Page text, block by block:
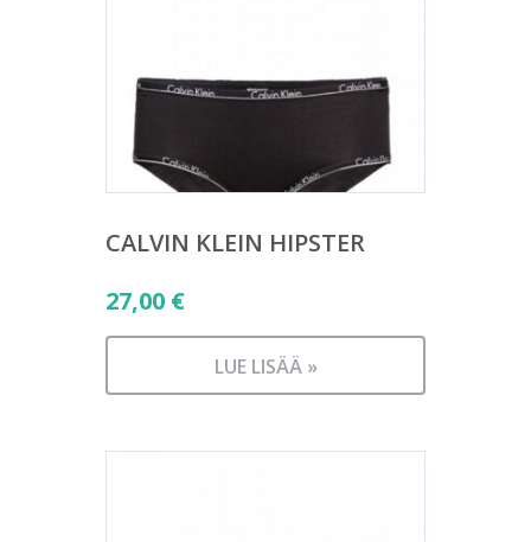
CALVIN KLEIN HIPSTER
27,00 €
LUE LISÄÄ »